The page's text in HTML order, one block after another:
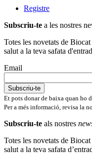
Registre
Subscriu-te a les nostres
Totes les novetats de
salut a la teva safata
Email
Et pots donar de baixa quan ho
Per a més informació, revisa la
Subscriu-te als nostres
Totes les novetats de
salut a la teva safata